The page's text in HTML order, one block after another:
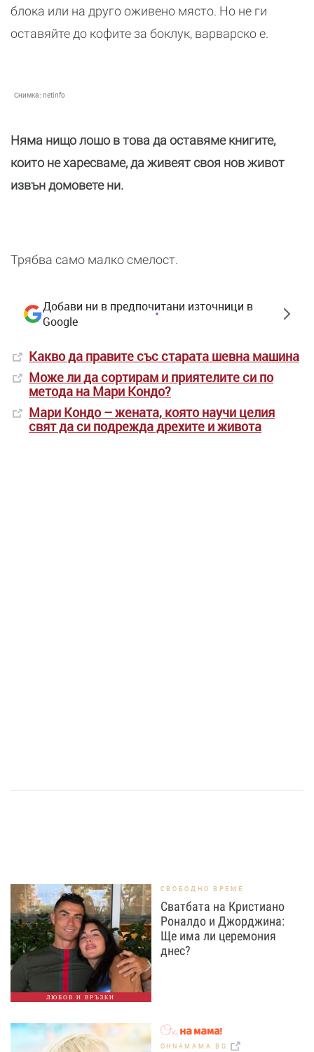
блока или на друго оживено място. Но не ги
оставяйте до кофите за боклук, варварско е.
Снимка: netinfo
Няма нищо лошо в това да оставяме книгите,
които не харесваме, да живеят своя нов живот
извън домовете ни.
Трябва само малко смелост.
Добави ни в предпочитани източници в
Google
Какво да правите със старата шевна машина
Може ли да сортирам и приятелите си по
метода на Мари Кондо?
Мари Кондо – жената, която научи целия
свят да си подрежда дрехите и живота
ЛЮБОВ И ВРЪЗКИ
СВОБОДНО ВРЕМЕ
Сватбата на Кристиано
Роналдо и Джорджина:
Ще има ли церемония
днес?
OHNAMAMA.BG